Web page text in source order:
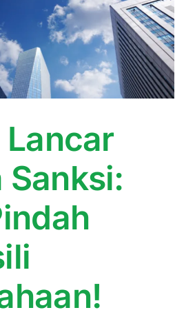
Sanksi: